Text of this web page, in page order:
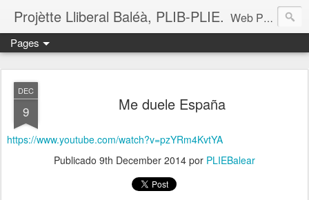
Projètte Lliberal Baléà, PLIB-PLIE. Web Projètte Lliberal Baléà (PLIB-PLIE)
Pages
DEC
9 Me duele España
https://www.youtube.com/watch?v=pzYRm4KvtYA
Publicado 9th December 2014 por PLIEBalear